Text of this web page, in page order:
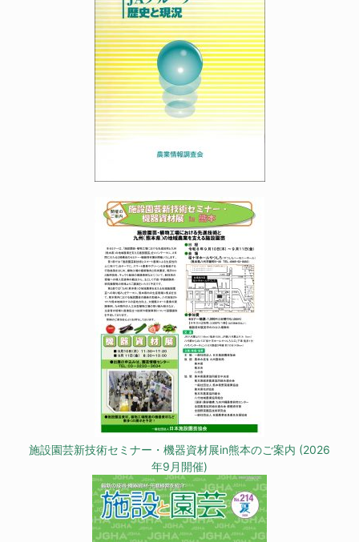
施設園芸新技術セミナー・機器資材展in熊本のご案内 (2026
年9月開催)